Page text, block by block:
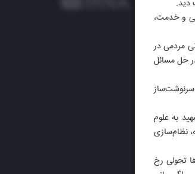
دید.
و خدمت،
مردمی در
حل مسائل
سرنوشت‌ساز
به علوم
نظام‌سازی
تحولی رخ